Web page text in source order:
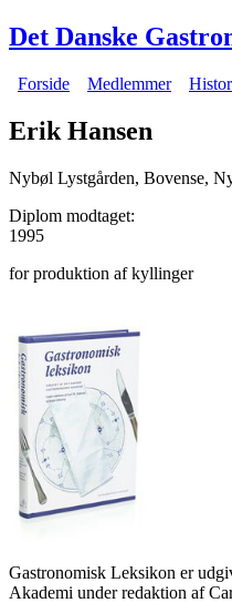
Gå til hovedindhold
Det Danske
Forside Medlemmer
Erik Hansen
Nybøl Lystgården, Bovense,
Diplom modtaget:
1995
for produktion af kyllinger
Gastronomisk Leksikon er
Akademi under redaktion af